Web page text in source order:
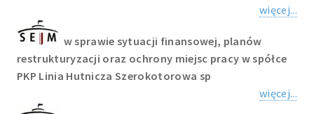
więcej...
w sprawie sytuacji finansowej, planów
restrukturyzacji oraz ochrony miejsc pracy w spółce
PKP Linia Hutnicza Szerokotorowa sp
więcej...